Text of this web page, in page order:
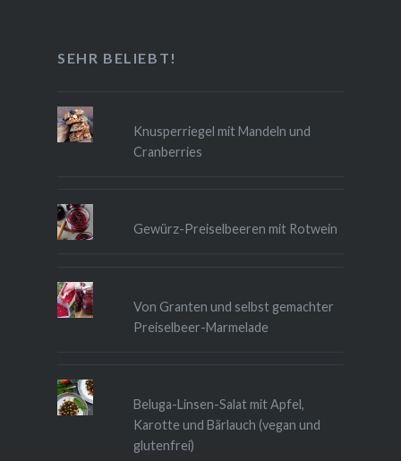
SEHR BELIEBT!
Knusperriegel mit Mandeln und
Cranberries
Gewürz-Preiselbeeren mit Rotwein
Von Granten und selbst gemachter
Preiselbeer-Marmelade
Beluga-Linsen-Salat mit Apfel,
Karotte und Bärlauch (vegan und
glutenfrei)